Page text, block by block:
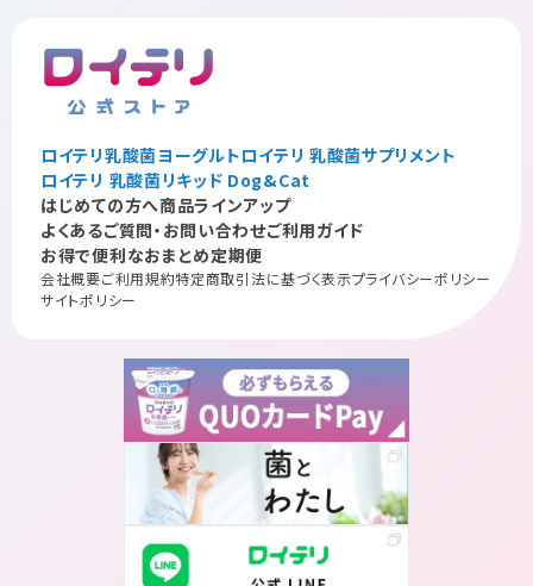
----------
・本キャンペーンのご応募は、スマートフォンから行えます。
・LINEでのご応募には最新版のLINEアプリが必要です。事前にダウ
ンロードまたはアップデートの上、ご応募ください。
・原則、フィーチャーフォンには対応しておりません。ご利用可能な端
末のOSのバージョンについては、LINE推奨環境を確認の上、ご利用
ください。
・当社からお客様に対し登録料・情報料等をご請求することはあり
3.応募方法について
本キャンペーン応募期間：2026年4月15日（水）～2027年3月31日
・キャンペーンページの「応募する」ボタンよりLINE認証を行い、専
用アカウントへの友だち登録の後、専用のアンケートフォームに、必
ロイテリ乳酸菌ヨーグルトロイテリ 乳酸菌サプリメント
ロイテリ 乳酸菌リキッド Dog&Cat
はじめての方へ商品ラインアップ
よくあるご質問・お問い合わせご利用ガイド
お得で便利なおまとめ定期便
会社概要ご利用規約特定商取引法に基づく表示プライバシーポリシー
サイトポリシー